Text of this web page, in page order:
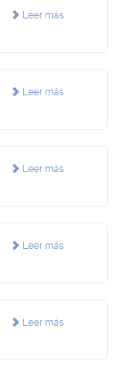
Leer más
Leer más
Leer más
Leer más
Leer más